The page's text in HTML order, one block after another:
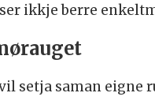
ikkje berre
setja saman eigne